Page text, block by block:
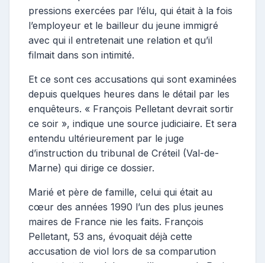
pressions exercées par l’élu, qui était à la fois
l’employeur et le bailleur du jeune immigré
avec qui il entretenait une relation et qu’il
filmait dans son intimité.
Et ce sont ces accusations qui sont examinées
depuis quelques heures dans le détail par les
enquêteurs. « François Pelletant devrait sortir
ce soir », indique une source judiciaire. Et sera
entendu ultérieurement par le juge
d’instruction du tribunal de Créteil (Val-de-
Marne) qui dirige ce dossier.
Marié et père de famille, celui qui était au
cœur des années 1990 l’un des plus jeunes
maires de France nie les faits. François
Pelletant, 53 ans, évoquait déjà cette
accusation de viol lors de sa comparution